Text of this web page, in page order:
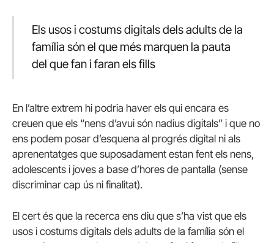
Els usos i costums digitals dels adults de la
família són el que més marquen la pauta
del que fan i faran els fills
En l’altre extrem hi podria haver els qui encara es
creuen que els “nens d’avui són nadius digitals” i que no
ens podem posar d’esquena al progrés digital ni als
aprenentatges que suposadament estan fent els nens,
adolescents i joves a base d’hores de pantalla (sense
discriminar cap ús ni finalitat).
El cert és que la recerca ens diu que s’ha vist que els
usos i costums digitals dels adults de la família són el